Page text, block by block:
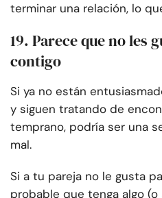
terminar una relación, lo
19. Parece que no les
contigo
Si ya no están
y siguen tratando de
temprano, podría ser una
mal.
Si a tu pareja no le gusta
probable que tenga algo